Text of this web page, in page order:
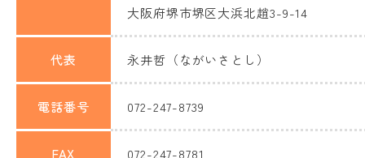
大阪府堺市堺区大浜北趙3-9-14
代表 永井哲（ながいさとし）
電話番号 072-247-8739
FAX 072-247-8781